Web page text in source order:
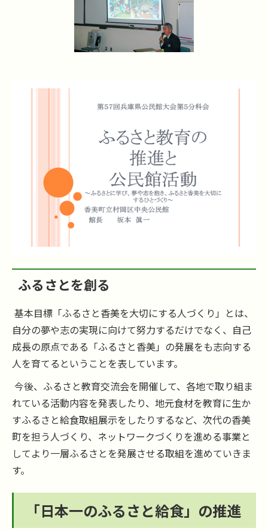
ふるさとを創る
基本目標「ふるさと香美を大切にする人づくり」とは、
自分の夢や志の実現に向けて努力するだけでなく、自己
成長の原点である「ふるさと香美」の発展をも志向する
人を育てるということを表しています。
今後、ふるさと教育交流会を開催して、各地で取り組ま
れている活動内容を発表したり、地元食材を教育に生か
すふるさと給食取組展示をしたりするなど、次代の香美
町を担う人づくり、ネットワークづくりを進める事業と
してより一層ふるさとを発展させる取組を進めていきま
す。
「日本一のふるさと給食」の推進